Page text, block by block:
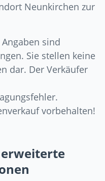
Neunkirchen zur
sind
Sie stellen keine
dar. Der Verkäufer
vorbehalten!